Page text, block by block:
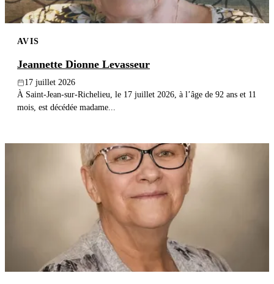
AVIS
Jeannette Dionne Levasseur
17 juillet 2026
À Saint-Jean-sur-Richelieu, le 17 juillet 2026, à l’âge de 92 ans et 11
mois, est décédée madame...